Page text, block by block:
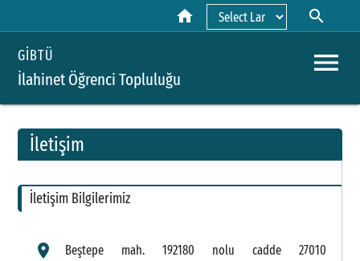
home search
GİBTÜ
İlahinet Öğrenci Topluluğu
menu
İletişim
İletişim Bilgilerimiz
location_on
Beştepe mah. 192180 nolu cadde 27010